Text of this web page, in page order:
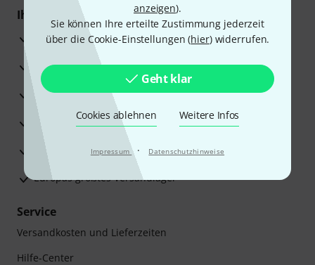
anzeigen).
Sie können Ihre erteilte Zustimmung jederzeit
über die Cookie-Einstellungen (hier) widerrufen.
Geht klar
Cookies ablehnen Weitere Infos
Impressum · Datenschutzhinweise
Ihre Vorteile
3 Jahre Thomann Garantie
30 Tage Money-Back-Garantie
Reparaturservice
Beratung durch Fachexperten
Zufriedenheitsgarantie
Europas größtes Versandlager
Service
Versandkosten und Lieferzeiten
Hilfe-Center